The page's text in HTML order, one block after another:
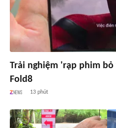
Trải nghiệm 'rạp phim
Fold8
13 phút